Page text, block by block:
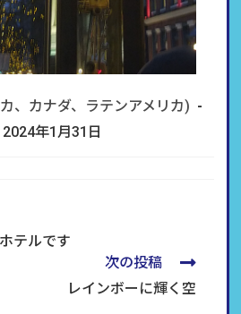
、カナダ、ラテンアメリカ)
2024年1月31日
テルです
次の投稿
レインボーに輝く空